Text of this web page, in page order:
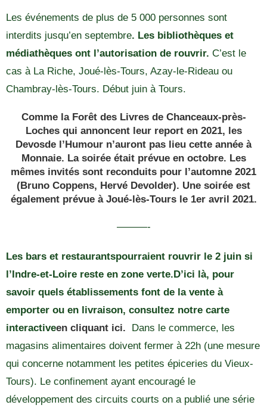
Les événements de plus de 5 000 personnes sont
interdits jusqu’en septembre. Les bibliothèques et
médiathèques ont l’autorisation de rouvrir. C’est le
cas à La Riche, Joué-lès-Tours, Azay-le-Rideau ou
Chambray-lès-Tours. Début juin à Tours.
Comme la Forêt des Livres de Chanceaux-près-
Loches qui annoncent leur report en 2021, les
Devosde l’Humour n’auront pas lieu cette année à
Monnaie. La soirée était prévue en octobre. Les
mêmes invités sont reconduits pour l’automne 2021
(Bruno Coppens, Hervé Devolder). Une soirée est
également prévue à Joué-lès-Tours le 1er avril 2021.
———-
Les bars et restaurantspourraient rouvrir le 2 juin si
l’Indre-et-Loire reste en zone verte.D’ici là, pour
savoir quels établissements font de la vente à
emporter ou en livraison, consultez notre carte
interactiveen cliquant ici.
Dans le commerce, les
magasins alimentaires doivent fermer à 22h (une mesure
qui concerne notamment les petites épiceries du Vieux-
Tours). Le confinement ayant encouragé le
développement des circuits courts on a publié une série